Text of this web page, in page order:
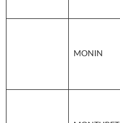
MONIN